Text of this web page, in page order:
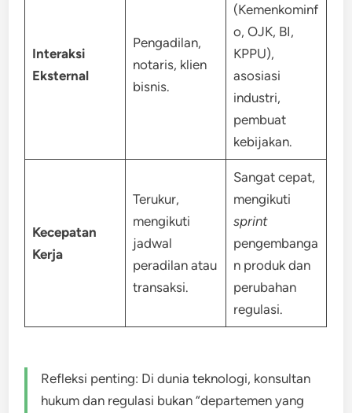
Interaksi
Eksternal
Pengadilan,
notaris, klien
bisnis.
(Kemenkominf
o, OJK, BI,
KPPU),
asosiasi
industri,
pembuat
kebijakan.
Kecepatan
Kerja
Terukur,
mengikuti
jadwal
peradilan atau
transaksi.
Sangat cepat,
mengikuti
sprint
pengembanga
n produk dan
perubahan
regulasi.
Refleksi penting: Di dunia teknologi, konsultan
hukum dan regulasi bukan “departemen yang